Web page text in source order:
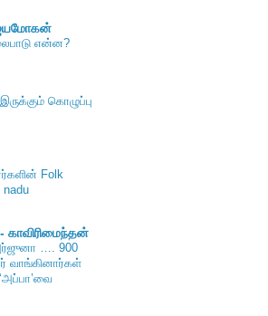
என்ன?
கொழுப்பு
Folk
nadu
காவிரிமைந்தன்
…. 900
வாங்கினார்கள்